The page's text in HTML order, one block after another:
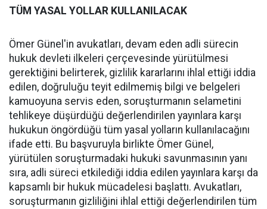
TÜM YASAL YOLLAR KULLANILACAK
Ömer Günel'in avukatları, devam eden adli sürecin
hukuk devleti ilkeleri çerçevesinde yürütülmesi
gerektiğini belirterek, gizlilik kararlarını ihlal ettiği iddia
edilen, doğruluğu teyit edilmemiş bilgi ve belgeleri
kamuoyuna servis eden, soruşturmanın selametini
tehlikeye düşürdüğü değerlendirilen yayınlara karşı
hukukun öngördüğü tüm yasal yolların kullanılacağını
ifade etti. Bu başvuruyla birlikte Ömer Günel,
yürütülen soruşturmadaki hukuki savunmasının yanı
sıra, adli süreci etkilediği iddia edilen yayınlara karşı da
kapsamlı bir hukuk mücadelesi başlattı. Avukatları,
soruşturmanın gizliliğini ihlal ettiği değerlendirilen tüm